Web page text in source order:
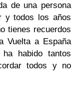
de una persona
y todos los años
tienes recuerdos
Vuelta a España
habido tantos
todos y no